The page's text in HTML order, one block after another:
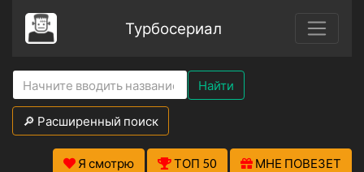
Турбосериал
Найти
🔎 Расширенный поиск
Я смотрю ТОП 50 МНЕ ПОВЕЗЕТ